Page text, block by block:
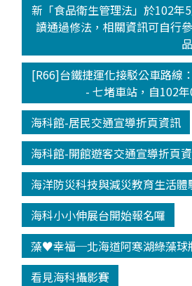
新「食品衛生管理法」於102年
讀通過修法，相關資訊可自行
[R66]台鐵捷運化接駁公車路線
- 七堵車站，自102
海科館-居民交通宣導折頁資訊
海科館-開館遊客交通宣導折頁
海洋防災科技與減災教育生活
海科小小伸展台開始報名囉
藻♥幸福─北海道阿寒湖綠藻球
看見海科攝影賽